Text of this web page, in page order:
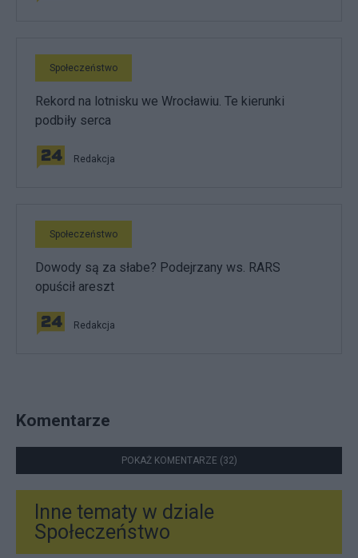
Społeczeństwo
Rekord na lotnisku we Wrocławiu. Te kierunki
podbiły serca
Redakcja
Społeczeństwo
Dowody są za słabe? Podejrzany ws. RARS
opuścił areszt
Redakcja
Komentarze
POKAŻ KOMENTARZE (32)
Inne tematy w dziale
Społeczeństwo